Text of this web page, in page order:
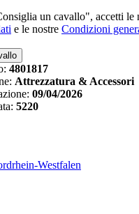
un cavallo", accetti le
e le nostre Condizioni
4801817
Attrezzatura & Accessori
09/04/2026
5220
Westfalen